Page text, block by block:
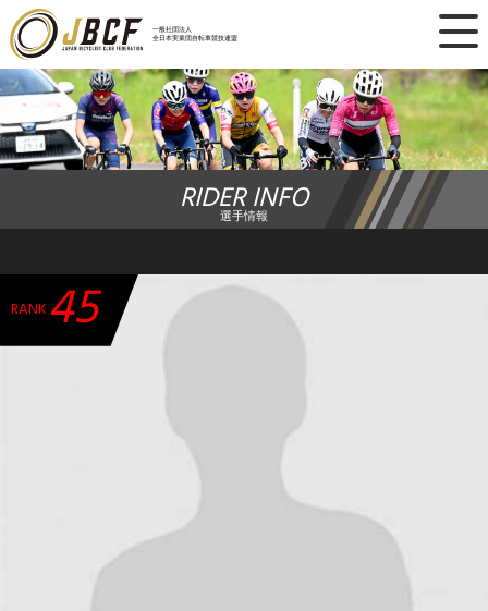
一般社団法人
全日本実業団自転車競技連盟
×
ニュース
レース日程
ランキング
チーム・選手
加盟・登録
エントリー
JBCF ROAD SERIESとは
RIDER INFO
選手情報
RANK45